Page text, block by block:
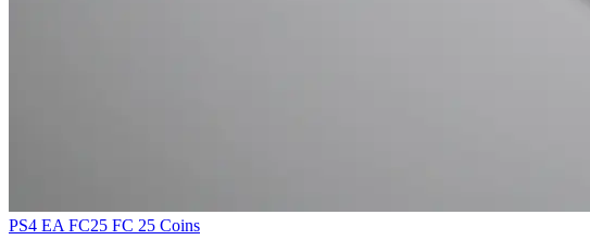
PS4 EA FC25 FC 25 Coins